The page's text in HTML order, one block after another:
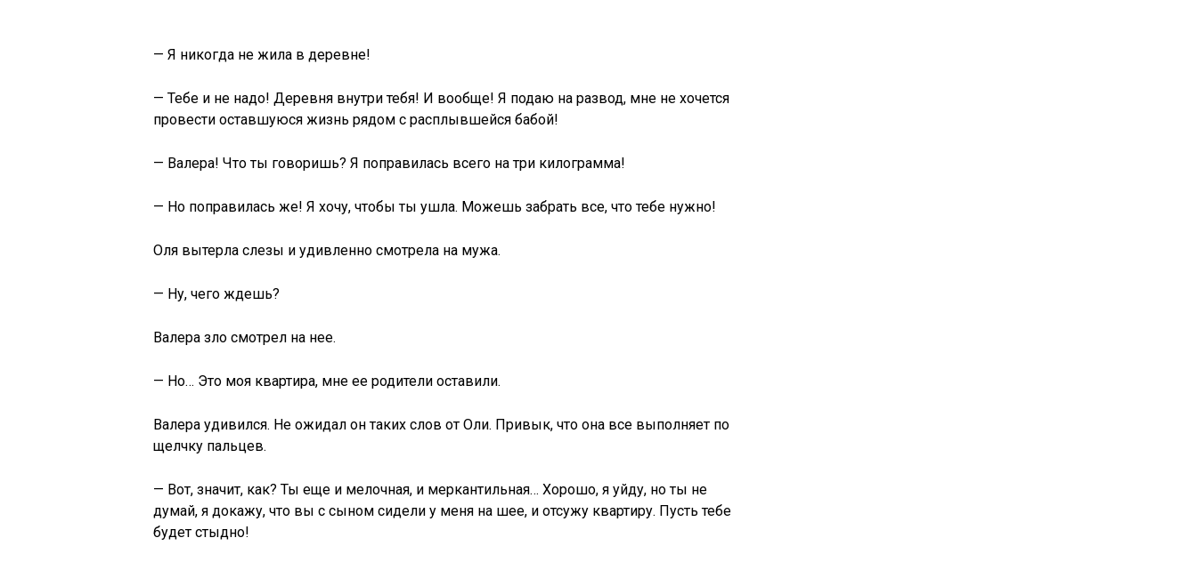
— Я никогда не жила в деревне!
— Тебе и не надо! Деревня внутри тебя! И вообще! Я подаю на развод, мне не хочется
провести оставшуюся жизнь рядом с расплывшейся бабой!
— Валера! Что ты говоришь? Я поправилась всего на три килограмма!
— Но поправилась же! Я хочу, чтобы ты ушла. Можешь забрать все, что тебе нужно!
Оля вытерла слезы и удивленно смотрела на мужа.
— Ну, чего ждешь?
Валера зло смотрел на нее.
— Но… Это моя квартира, мне ее родители оставили.
Валера удивился. Не ожидал он таких слов от Оли. Привык, что она все выполняет по
щелчку пальцев.
— Вот, значит, как? Ты еще и мелочная, и меркантильная… Хорошо, я уйду, но ты не
думай, я докажу, что вы с сыном сидели у меня на шее, и отсужу квартиру. Пусть тебе
будет стыдно!